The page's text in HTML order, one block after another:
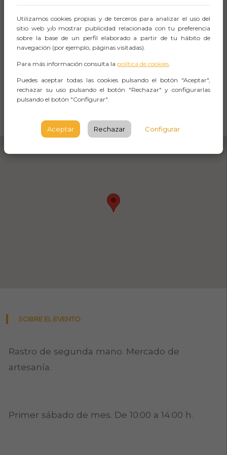
SOBRE EL EVENTO
Rastro de segunda mano. Mercado de
artesanía.
Primer sábado de mes. De 10:00 a 14:00 h.
Vizcaya
BILBAO
Observaciones
CÓMO LLEGAR
Utilizamos cookies propias y de terceros para analizar el uso del
sitio web y/o mostrar publicidad relacionada con tu preferencia
sobre la base de un perfil elaborado a partir de tu hábito de
navegación (por ejemplo, páginas visitadas).
Para más información consulta la política de cookies.
Puedes aceptar todas las cookies pulsando el botón "Aceptar",
rechazar su uso pulsando el botón "Rechazar" y configurarlas
pulsando el botón "Configurar".
Aceptar Rechazar Configurar